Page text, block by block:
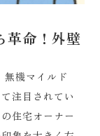
革命！外壁
無機マイルド
注目されてい
住宅オーナー